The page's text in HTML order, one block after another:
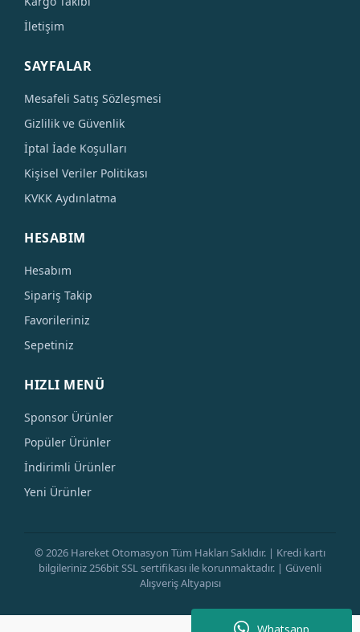
Whatsapp
İletişim
SAYFALAR
Mesafeli Satış Sözleşmesi
Gizlilik ve Güvenlik
İptal İade Koşulları
Kişisel Veriler Politikası
KVKK Aydınlatma
HESABIM
Hesabım
Sipariş Takip
Favorileriniz
Sepetiniz
HIZLI MENÜ
Sponsor Ürünler
Popüler Ürünler
İndirimli Ürünler
Yeni Ürünler
© 2026 Hareket Otomasyon Tüm Hakları Saklıdır. | Kredi kartı
bilgileriniz 256bit SSL sertifikası ile korunmaktadır. | Güvenli
Alışveriş Altyapısı